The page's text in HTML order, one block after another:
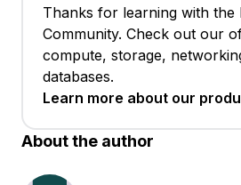
Thanks for learning with the
Community. Check out our
compute, storage,
databases.
Learn more about our
About the author